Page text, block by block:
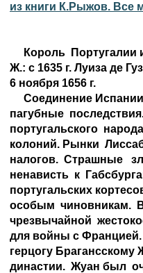
из книги К.Рыжов. Все
Король
Ж.: с 1635 г. Луиза де
6 ноября 1656 г.
Соединение
пагубные
португальского
колоний. Рынки
налогов.  Страшные
ненависть  к
португальских
особым  чиновникам.
чрезвычайной
для войны с Францией.
герцогу Брагансскому
династии.  Жуан был